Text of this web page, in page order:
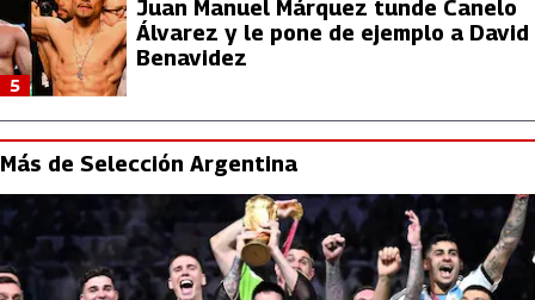
Juan Manuel Márquez tunde Canelo
Álvarez y le pone de ejemplo a David
Benavidez
5
Más de Selección Argentina